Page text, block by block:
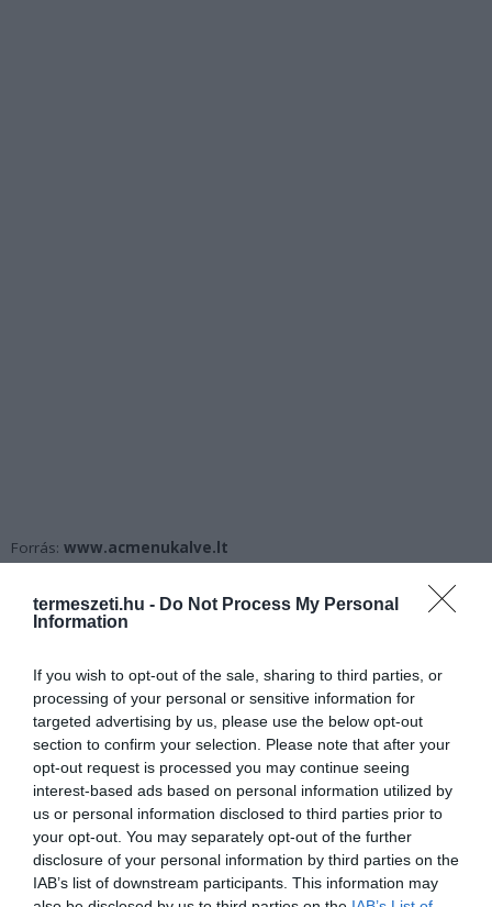
termeszeti.hu - Do Not Process My Personal
Information
If you wish to opt-out of the sale, sharing to third parties, or
processing of your personal or sensitive information for
targeted advertising by us, please use the below opt-out
section to confirm your selection. Please note that after your
opt-out request is processed you may continue seeing
interest-based ads based on personal information utilized by
us or personal information disclosed to third parties prior to
your opt-out. You may separately opt-out of the further
disclosure of your personal information by third parties on the
IAB’s list of downstream participants. This information may
Forrás: www.acmenukalve.lt
Kiemelt kép: Facebook/Gintvilė Giedraitienė